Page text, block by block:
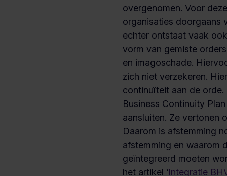
overgenomen. Voor
organisaties doorgaans
echter ontstaat vaak
vorm van gemiste
en imagoschade.
zich niet verzekeren.
continuïteit aan de
Business Continuity
aansluiten. Ze vertonen
Daarom is afstemming
afstemming en waarom
geïntegreerd moeten
het artikel ‘Integratie